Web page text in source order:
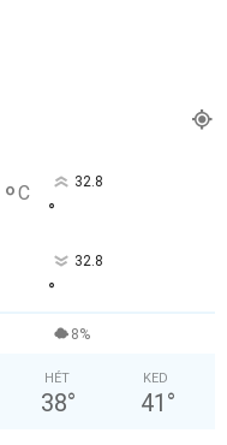
°C 32.8
°
32.8
°
8%
HÉT
38°
KED
41 °